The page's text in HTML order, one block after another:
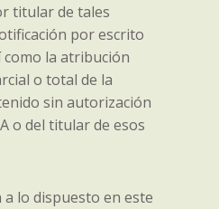
titular de tales
por escrito
la atribución
o total de la
sin autorización
o del titular de esos
lo dispuesto en este